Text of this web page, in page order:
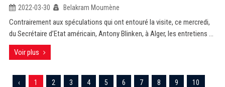
2022-03-30 Belakram Moumène
Contrairement aux spéculations qui ont entouré la visite, ce mercredi,
du Secrétaire d’Etat américain, Antony Blinken, à Alger, les entretiens ...
Voir plus
‹ 1 2 3 4 5 6 7 8 9 10